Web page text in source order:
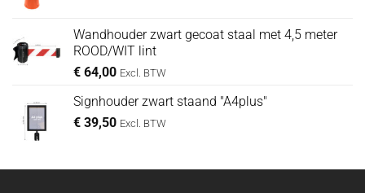
€ 69,00.€ 42,50.
Wandhouder zwart gecoat staal met 4,5 meter
ROOD/WIT lint
€ 64,00 Excl. BTW
Signhouder zwart staand "A4plus"
€ 39,50 Excl. BTW